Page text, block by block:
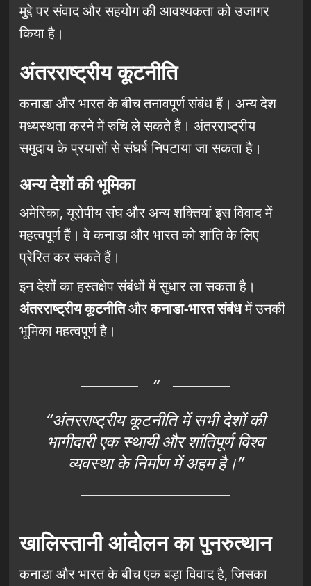
मुद्दे पर संवाद और सहयोग की आवश्यकता को उजागर
किया है।
अंतरराष्ट्रीय कूटनीति
कनाडा और भारत के बीच तनावपूर्ण संबंध हैं। अन्य देश
मध्यस्थता करने में रुचि ले सकते हैं। अंतरराष्ट्रीय
समुदाय के प्रयासों से संघर्ष निपटाया जा सकता है।
अन्य देशों की भूमिका
अमेरिका, यूरोपीय संघ और अन्य शक्तियां इस विवाद में
महत्वपूर्ण हैं। वे कनाडा और भारत को शांति के लिए
प्रेरित कर सकते हैं।
इन देशों का हस्तक्षेप संबंधों में सुधार ला सकता है।
अंतरराष्ट्रीय कूटनीतिऔरकनाडा-भारत संबंधमें उनकी
भूमिका महत्वपूर्ण है।
“अंतरराष्ट्रीय कूटनीति में सभी देशों की
भागीदारी एक स्थायी और शांतिपूर्ण विश्व
व्यवस्था के निर्माण में अहम है।”
खालिस्तानी आंदोलन का पुनरुत्थान
कनाडा और भारत के बीच एक बड़ा विवाद है, जिसका